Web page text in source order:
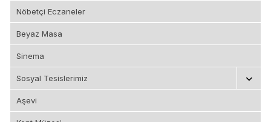
Nöbetçi Eczaneler
Beyaz Masa
Sinema
Sosyal Tesislerimiz
Aşevi